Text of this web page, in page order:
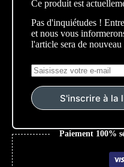
Ce produit est
Pas d'inquiétudes !
et nous vous
l'article sera de
S'inscrire à la